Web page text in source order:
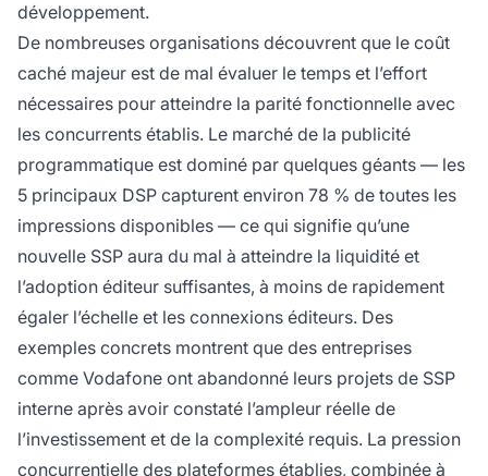
développement.
De nombreuses organisations découvrent que le coût
caché majeur est de mal évaluer le temps et l’effort
nécessaires pour atteindre la parité fonctionnelle avec
les concurrents établis. Le marché de la publicité
programmatique est dominé par quelques géants — les
5 principaux DSP capturent environ 78 % de toutes les
impressions disponibles — ce qui signifie qu’une
nouvelle SSP aura du mal à atteindre la liquidité et
l’adoption éditeur suffisantes, à moins de rapidement
égaler l’échelle et les connexions éditeurs. Des
exemples concrets montrent que des entreprises
comme Vodafone ont abandonné leurs projets de SSP
interne après avoir constaté l’ampleur réelle de
l’investissement et de la complexité requis. La pression
concurrentielle des plateformes établies, combinée à